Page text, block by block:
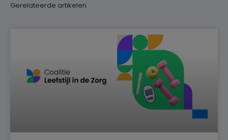
Gerelateerde artikelen